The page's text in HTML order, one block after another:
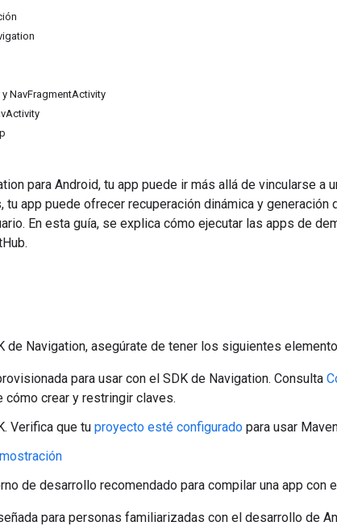
y NavFragmentActivity
para Android, tu app puede ir más allá de vincularse a
tu app puede ofrecer recuperación dinámica y
En esta guía, se explica cómo ejecutar las apps de
de Navigation, asegúrate de tener los siguientes
para usar con el SDK de Navigation. Consulta
cómo crear y restringir claves.
Verifica que tu proyecto esté configurado para usar
de desarrollo recomendado para compilar una app con
para personas familiarizadas con el desarrollo de